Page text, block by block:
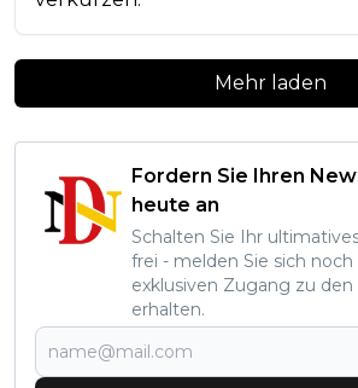
Mehr laden
Fordern Sie Ihren
heute an
Schalten Sie Ihr
frei - melden Sie sich
exklusiven Zugang zu den
erhalten.